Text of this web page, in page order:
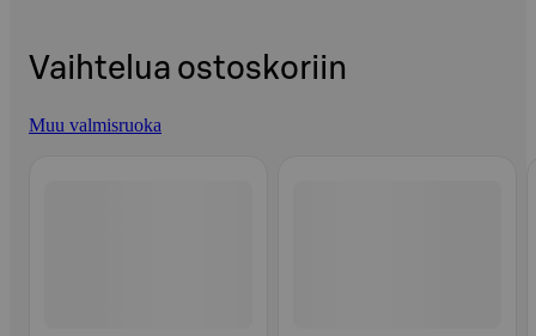
Vaihtelua ostoskoriin
Muu valmisruoka